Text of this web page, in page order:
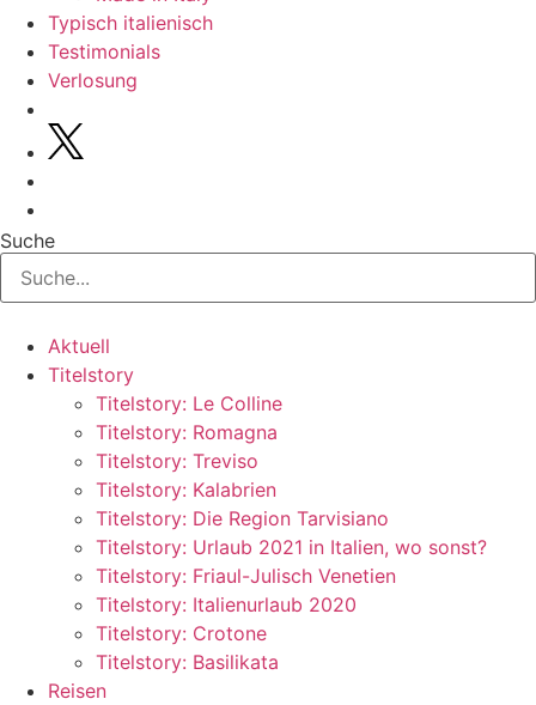
Typisch italienisch
Testimonials
Verlosung
Suche
Aktuell
Titelstory
Titelstory: Le Colline
Titelstory: Romagna
Titelstory: Treviso
Titelstory: Kalabrien
Titelstory: Die Region Tarvisiano
Titelstory: Urlaub 2021 in Italien, wo sonst?
Titelstory: Friaul-Julisch Venetien
Titelstory: Italienurlaub 2020
Titelstory: Crotone
Titelstory: Basilikata
Reisen